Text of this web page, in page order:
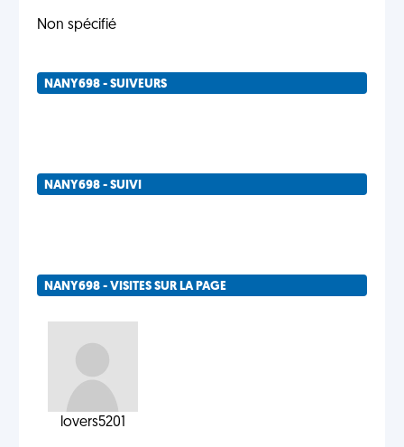
Non spécifié
NANY698 - SUIVEURS
NANY698 - SUIVI
NANY698 - VISITES SUR LA PAGE
lovers5201